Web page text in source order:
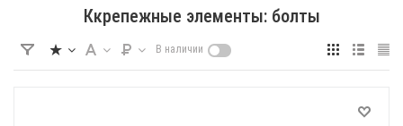
Ккрепежные элементы: болты
В наличии